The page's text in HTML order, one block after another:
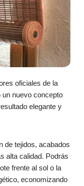
oficiales de la
nuevo concepto
elegante y
de tejidos, acabados
alta calidad. Podrás
frente al sol o la
economizando